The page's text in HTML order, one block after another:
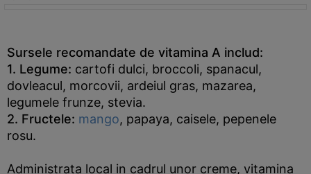
Sursele recomandate de vitamina A includ:
1. Legume: cartofi dulci, broccoli, spanacul,
dovleacul, morcovii, ardeiul gras, mazarea,
legumele frunze, stevia.
2. Fructele: mango, papaya, caisele, pepenele
rosu.
Administrata local in cadrul unor creme, vitamina